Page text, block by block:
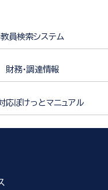
教員検索システム
財務・調達情報
応ぽけっとマニュアル